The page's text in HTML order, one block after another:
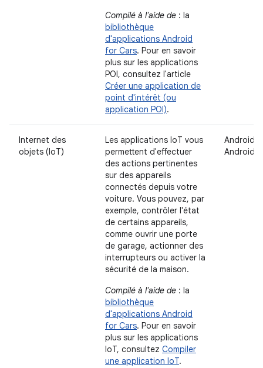
Compilé à l'aide de : la
bibliothèque
d'applications Android
for Cars. Pour en savoir
plus sur les applications
POI, consultez l'article
Créer une application de
point d'intérêt (ou
application POI).
Internet des
objets (IoT)
Les applications IoT vous
permettent d'effectuer
des actions pertinentes
sur des appareils
connectés depuis votre
voiture. Vous pouvez, par
exemple, contrôler l'état
de certains appareils,
comme ouvrir une porte
de garage, actionner des
interrupteurs ou activer la
sécurité de la maison.
Compilé à l'aide de : la
bibliothèque
d'applications Android
for Cars. Pour en savoir
plus sur les applications
IoT, consultez Compiler
une application IoT.
Android
Android